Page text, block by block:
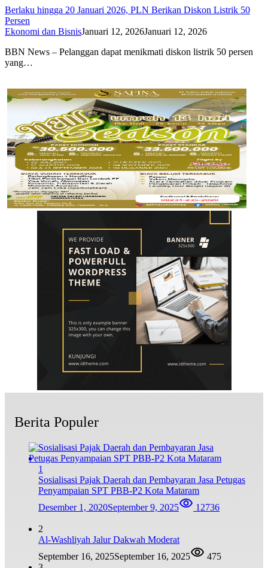
Berlaku hingga 20 Januari 2026, PLN Berikan Diskon Listrik 50
Persen
Ekonomi dan BisnisJanuari 12, 2026Januari 12, 2026
BBN News – Pelanggan dapat menikmati diskon listrik 50 persen
yang…
Berita Populer
1
Sosialisasi Pajak Daerah dan Pembayaran Jasa Petugas
Penyampaian SPT PBB-P2 Kota Mataram
Desember 1, 2020September 9, 2025 12736
2
Al-Washliyah Jalur Dakwah Moderat
September 16, 2025September 16, 2025
475